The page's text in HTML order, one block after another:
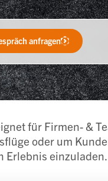
anfragen
für Firmen- &
oder um
Erlebnis einzuladen.